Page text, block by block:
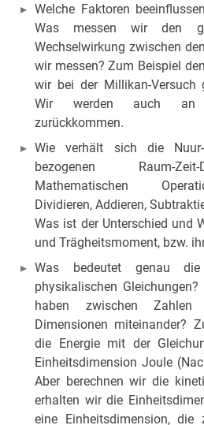
Welche Faktoren
Was messen wir den
Wechselwirkung zwischen
wir messen? Zum Beispiel
wir bei der Millikan-Versuch
Wir werden auch an
zurückkommen.
Wie verhält sich die
bezogenen Raum-
Mathematischen
Dividieren, Addieren,
Was ist der Unterschied und
und Trägheitsmoment, bzw.
Was bedeutet genau
physikalischen
haben zwischen
Dimensionen miteinander?
die Energie mit der
Einheitsdimension Joule
Aber berechnen wir die
erhalten wir die
eine Einheitsdimension, die